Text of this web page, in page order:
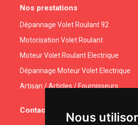
Nous
Nos prestations
Dépannage Volet Roulant 92
Motorisation Volet Roulant
Moteur Volet Roulant Electrique
Dépannage Moteur Volet Electrique
Artisan / Articles / Fournisseurs
Contactez-nous